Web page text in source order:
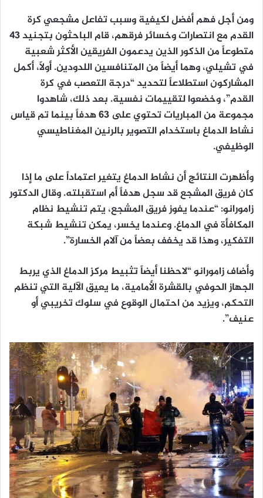
ومن أجل فهم أفضل لكيفية وسبب تفاعل مشجعي كرة
القدم مع انتصارات وخسائر فرقهم، قام الباحثون بتجنيد 43
متطوعاً من الذكور الذين يدعمون الفريقين الأكثر شعبية
في تشيلي، وهما أيضاً من المتنافسين اللدودين. أولاً، أكمل
المشاركون استطلاعاً لتحديد “درجة التعصب في كرة
القدم”، وخضعوا لتقييمات نفسية. بعد ذلك، شاهدوا
مجموعة من المباريات تحتوي على 63 هدفاً بينما تم قياس
نشاط الدماغ باستخدام التصوير بالرنين المغناطيسي
الوظيفي.
وأظهرت النتائج أن نشاط الدماغ يتغير اعتماداً على ما إذا
كان فريق المشجع قد سجل هدفاً أم استقبلته. وقال الدكتور
زامورانو: “عندما يفوز فريق المشجع، يتم تنشيط نظام
المكافأة في الدماغ. وعندما يخسر، يمكن تنشيط شبكة
التفكير، وهذا قد يخفف بعضاً من آلام الخسارة”.
وأضاف زامورانو “لاحظنا أيضاً تثبيط مركز الدماغ الذي يربط
الجهاز الحوفي بالقشرة الأمامية، ما يعيق الآلية التي تنظم
التحكم، ويزيد من احتمال الوقوع في سلوك تخريبي أو
عنيف”.